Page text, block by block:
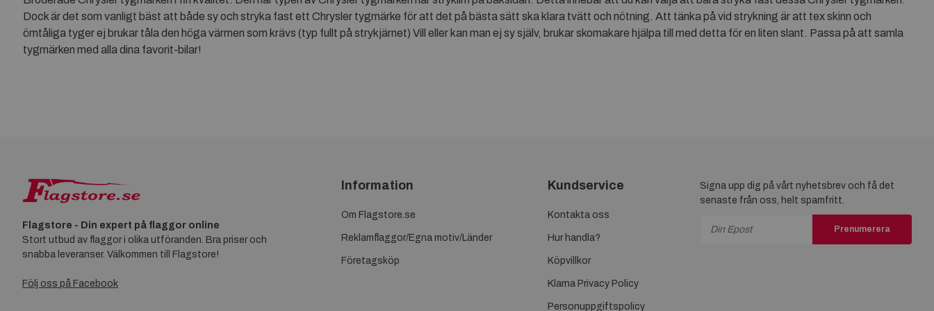
Dock är det som vanligt bäst att både sy och stryka fast ett Chrysler tygmärke för att det på bästa sätt ska klara tvätt och nötning. Att tänka på vid strykning är att tex skinn och
ömtåliga tyger ej brukar tåla den höga värmen som krävs (typ fullt på strykjärnet) Vill eller kan man ej sy själv, brukar skomakare hjälpa till med detta för en liten slant. Passa på att samla
tygmärken med alla dina favorit-bilar!
Flagstore - Din expert på flaggor online
Stort utbud av flaggor i olika utföranden. Bra priser och
snabba leveranser. Välkommen till Flagstore!
Följ oss på Facebook
Information
Om Flagstore.se
Reklamflaggor/Egna motiv/Länder
Företagsköp
Kundservice
Kontakta oss
Hur handla?
Köpvillkor
Klarna Privacy Policy
Personuppgiftspolicy
Signa upp dig på vårt nyhetsbrev och få det
senaste från oss, helt spamfritt.
Prenumerera